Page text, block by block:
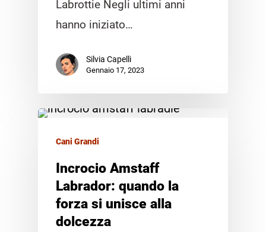
Labrottie Negli ultimi anni
hanno iniziato…
Silvia Capelli
Gennaio 17, 2023
Cani Grandi
Incrocio Amstaff
Labrador: quando la
forza si unisce alla
dolcezza